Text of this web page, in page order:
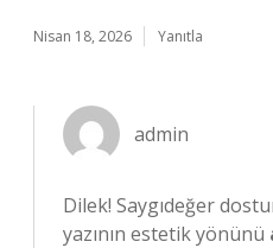
Nisan 18, 2026 Yanıtla
admin
Dilek! Saygıdeğer
yazının estetik yönünü